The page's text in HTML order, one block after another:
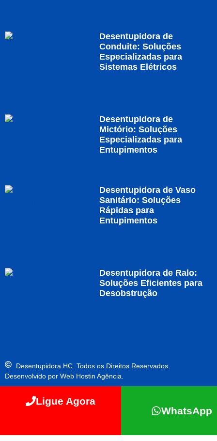
Desentupidora de
Conduite: Soluções
Especializadas para
Sistemas Elétricos
Desentupidora de
Mictório: Soluções
Especializadas para
Entupimentos
Desentupidora de Vaso
Sanitário: Soluções
Rápidas para
Entupimentos
Desentupidora de Ralo:
Soluções Eficientes para
Desobstrução
Desentupidora HC. Todos os Direitos Reservados.
Desenvolvido por Web Hostin Agência.
Ligue Agora
WhatsApp